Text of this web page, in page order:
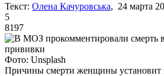
Текст: Олена Качуровська, 24 марта
5
8197
Фото: Unsplash
Причины смерти женщины установит